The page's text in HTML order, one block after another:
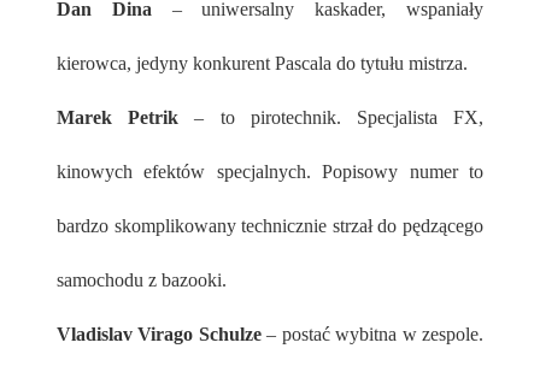
Dan Dina – uniwersalny kaskader, wspaniały
kierowca, jedyny konkurent Pascala do tytułu mistrza.
Marek Petrik – to pirotechnik. Specjalista FX,
kinowych efektów specjalnych. Popisowy numer to
bardzo skomplikowany technicznie strzał do pędzącego
samochodu z bazooki.
Vladislav Virago Schulze– postać wybitna w zespole.